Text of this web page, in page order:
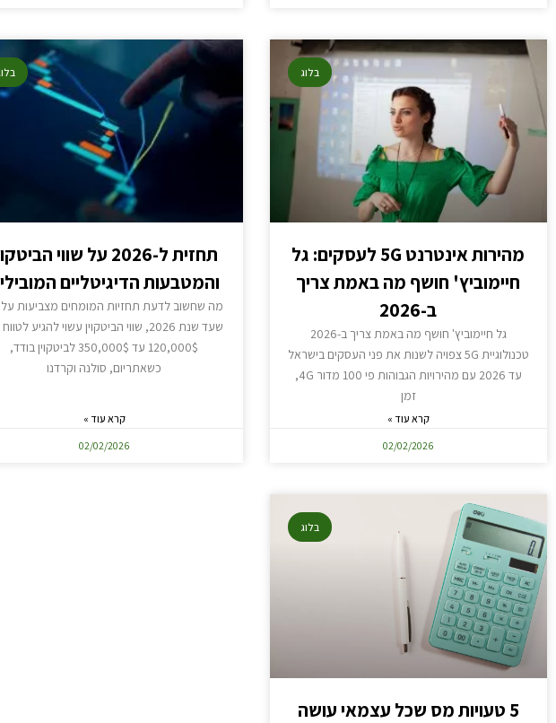
בלוג
מהירות אינטרנט 5G לעסקים: גל
חיימוביץ' חושף מה באמת צריך
ב-2026
גל חיימוביץ' חושף מה באמת צריך ב-2026
טכנולוגיית 5G צפויה לשנות את פני העסקים בישראל
עד 2026 עם מהירויות הגבוהות פי 100 מדור 4G,
זמן
קרא עוד »
02/02/2026
תחזית ל-2026 על שווי
והמטבעות הדיגיטליים
מה שחשוב לדעת תחזיות המומחים מצביעות
שעד שנת 2026, שווי הביטקוין עשוי להגיע
120,000$ עד 350,000$ לביטקוין בודד,
כשאתריום, סולנה וקרדנו
קרא עוד »
02/02/2026
בלוג
5 טעויות מס שכל עצמאי עושה